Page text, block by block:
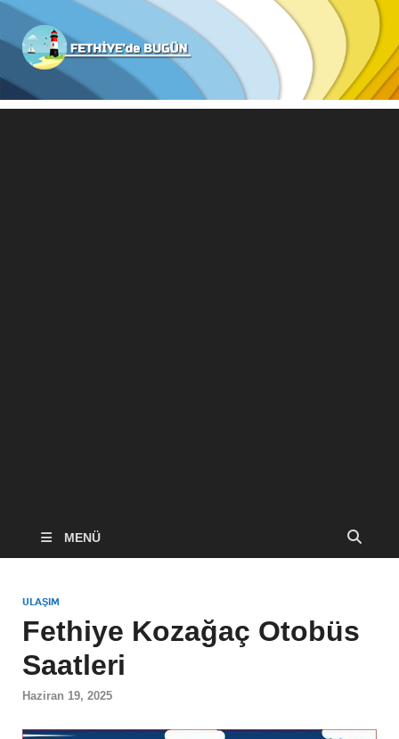
Fethiyede
Bugün
MENÜ
ULAŞIM
Fethiye Kozağaç Otobüs
Saatleri
Haziran 19, 2025